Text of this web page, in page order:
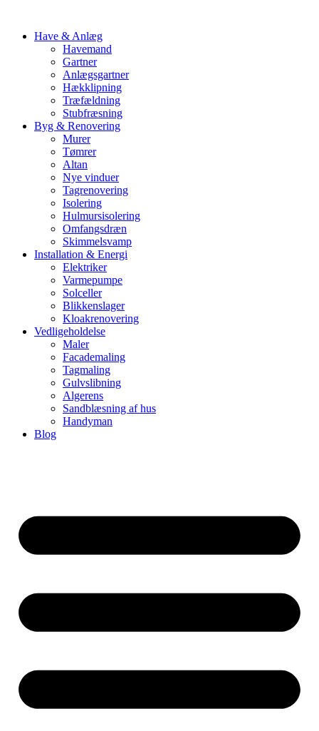
Have & Anlæg
Havemand
Gartner
Anlægsgartner
Hækklipning
Træfældning
Stubfræsning
Byg & Renovering
Murer
Tømrer
Altan
Nye vinduer
Tagrenovering
Isolering
Hulmursisolering
Omfangsdræn
Skimmelsvamp
Installation & Energi
Elektriker
Varmepumpe
Solceller
Blikkenslager
Kloakrenovering
Vedligeholdelse
Maler
Facademaling
Tagmaling
Gulvslibning
Algerens
Sandblæsning af hus
Handyman
Blog